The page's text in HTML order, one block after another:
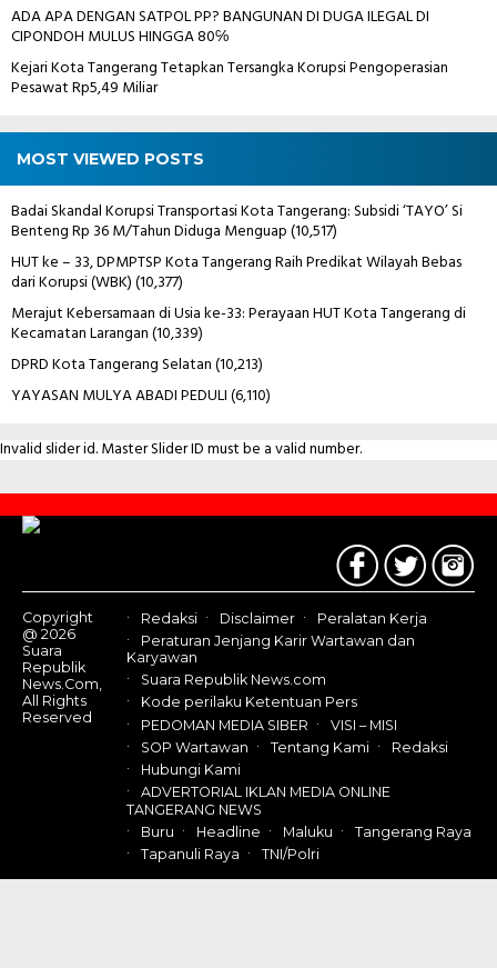
ADA APA DENGAN SATPOL PP? BANGUNAN DI DUGA ILEGAL DI
CIPONDOH MULUS HINGGA 80℅
Kejari Kota Tangerang Tetapkan Tersangka Korupsi Pengoperasian
Pesawat Rp5,49 Miliar
MOST VIEWED POSTS
Badai Skandal Korupsi Transportasi Kota Tangerang: Subsidi ‘TAYO’ Si
Benteng Rp 36 M/Tahun Diduga Menguap(10,517)
HUT ke – 33, DPMPTSP Kota Tangerang Raih Predikat Wilayah Bebas
dari Korupsi (WBK)(10,377)
Merajut Kebersamaan di Usia ke-33: Perayaan HUT Kota Tangerang di
Kecamatan Larangan(10,339)
DPRD Kota Tangerang Selatan(10,213)
YAYASAN MULYA ABADI PEDULI(6,110)
Invalid slider id. Master Slider ID must be a valid number.
Contact
Us
Copyright
@ 2026
Suara
Republik
News.Com,
All Rights
Reserved
Redaksi Disclaimer
Peralatan Kerja
Peraturan Jenjang Karir Wartawan dan
Karyawan
Suara Republik News.com
Kode perilaku Ketentuan Pers
PEDOMAN MEDIA SIBER
VISI – MISI
SOP Wartawan
Tentang Kami
Redaksi
Hubungi Kami
ADVERTORIAL IKLAN MEDIA ONLINE
TANGERANG NEWS
Buru
Headline Maluku
Tangerang Raya
Tapanuli Raya
TNI/Polri